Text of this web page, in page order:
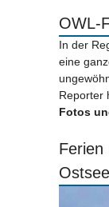
OWL-
In der
eine
Reporter
Fotos
Ferien
Ostsee